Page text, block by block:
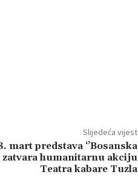
Slijedeća vijest
mart predstava ‘’Bosanska
zatvara humanitarnu akciju
Teatra kabare Tuzla